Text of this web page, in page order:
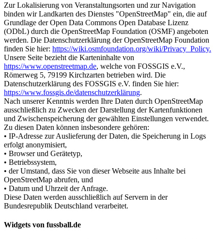
Zur Lokalisierung von Veranstaltungsorten und zur Navigation
binden wir Landkarten des Dienstes "OpenStreetMap" ein, die auf
Grundlage der Open Data Commons Open Database Lizenz
(ODbL) durch die OpenStreetMap Foundation (OSMF) angeboten
werden. Die Datenschutzerklärung der OpenStreetMap Foundation
finden Sie hier: https://wiki.osmfoundation.org/wiki/Privacy_Policy.
Unsere Seite bezieht die Karteninhalte von
https://www.openstreetmap.de, welche von FOSSGIS e.V.,
Römerweg 5, 79199 Kirchzarten betrieben wird. Die
Datenschutzerklärung des FOSSGIS e.V. finden Sie hier:
https://www.fossgis.de/datenschutzerklärung.
Nach unserer Kenntnis werden Ihre Daten durch OpenStreetMap
ausschließlich zu Zwecken der Darstellung der Kartenfunktionen
und Zwischenspeicherung der gewählten Einstellungen verwendet.
Zu diesen Daten können insbesondere gehören:
• IP-Adresse zur Auslieferung der Daten, die Speicherung in Logs
erfolgt anonymisiert,
• Browser und Gerätetyp,
• Betriebssystem,
• der Umstand, dass Sie von dieser Webseite aus Inhalte bei
OpenStreetMap abrufen, und
• Datum und Uhrzeit der Anfrage.
Diese Daten werden ausschließlich auf Servern in der
Bundesrepublik Deutschland verarbeitet.
Widgets von fussball.de